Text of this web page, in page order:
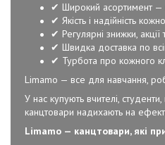
✔ Широкий асортимент —
✔ Якість і надійність
✔ Регулярні знижки, акції
✔ Швидка доставка по
✔ Турбота про кожного
Limamo — все для навчання,
У нас купують вчителі,
канцтовари надихають на
Limamo — канцтовари, які